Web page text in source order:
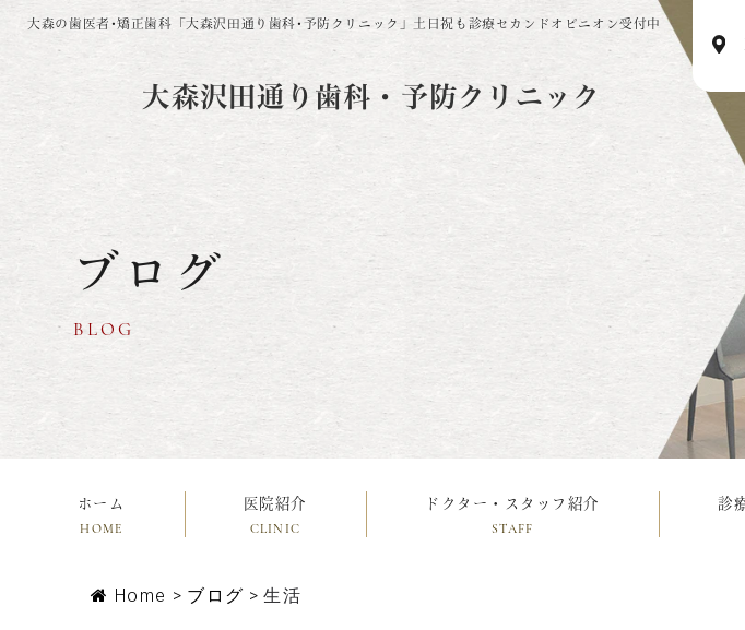
大森の歯医者･矯正歯科「大森沢田通り歯科･予防クリニック」 土日祝も診療セカンドオピニオン受付中
大森沢田通り歯科・予防クリニック
ブログ
BLOG
ホーム
HOME
医院紹介
CLINIC
ドクター・スタッフ紹介
STAFF
診
Home > ブログ > 生活